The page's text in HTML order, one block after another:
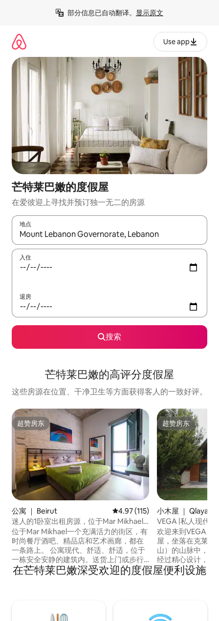
部分信息已自动翻译。 显示原文
Use app
芒特莱巴嫩的度假屋
在爱彼迎上寻找并预订独一无二的房源
地点
如有搜索结果，请使用上下方向键查看，或通过点击或滑动手势
入住
退房
搜索
芒特莱巴嫩的高评分度假屋
这些房源在位置、干净卫生等方面获得客人的一致好评。
超赞房东
超赞房东
公寓 ｜ Beirut 平均评分 4.97 分（满分 5 分），
4.97 (115)
迷人的1卧室出租房源，位于Mar Mikhael -
101
位于Mar Mikhael一个充满活力的街区，有
时尚餐厅酒吧、精品店和艺术画廊，都在
一条路上。 公寓现代、舒适、舒适，位于
一栋安全安静的建筑内。送货上门或步行
前往Grab 'n' Go ，就在附近。 步行15分钟
即可抵达苏索克博物馆（ Sursok Museum
竞技场，您可以在海边散步。
超赞房东
超赞房东
小木屋 ｜ Qlayaat
VEGA |私人现代
欢迎来到VEGA，
屋，坐落在克莱
山）的山脉中，景色
经过精心设计，适
夜晚，距离Kleiat
Faraya/Mzaar滑
也适合周末度假
在芒特莱巴嫩深受欢迎的度假屋便利设施